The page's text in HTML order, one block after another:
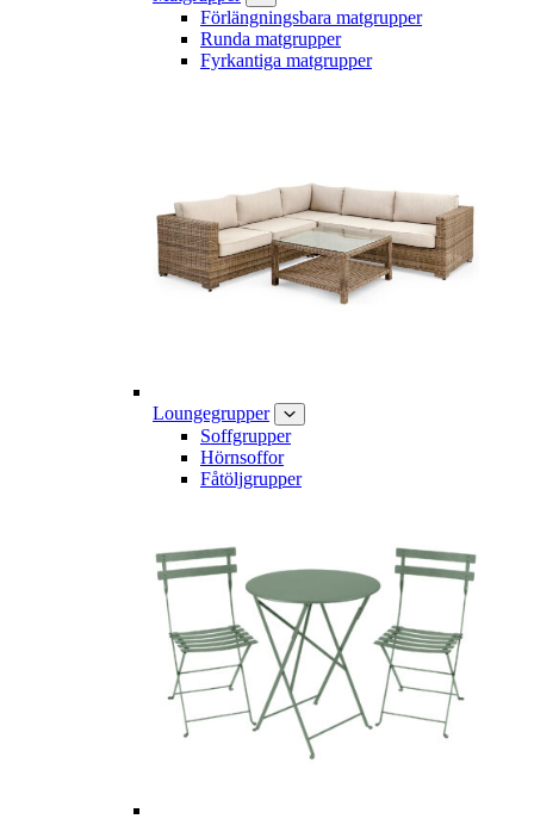
Förlängningsbara matgrupper
Runda matgrupper
Fyrkantiga matgrupper
Loungegrupper
Soffgrupper
Hörnsoffor
Fåtöljgrupper